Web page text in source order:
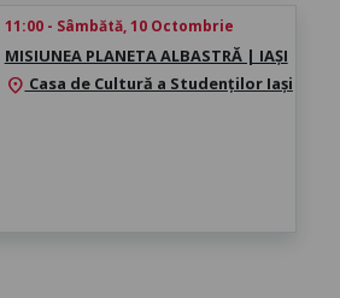
11:00 - Sâmbătă, 10 Octombrie
MISIUNEA PLANETA ALBASTRĂ | IAȘI
location_on Casa de Cultură a Studenților Iași